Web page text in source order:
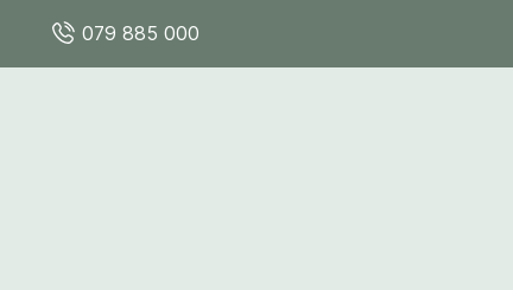
079 885 000